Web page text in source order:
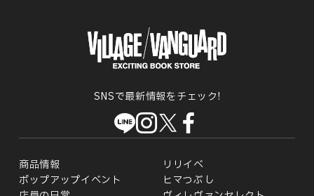
SNSで最新情報をチェック!
商品情報
リリイベ
ポップアップイベント
ヒマつぶし